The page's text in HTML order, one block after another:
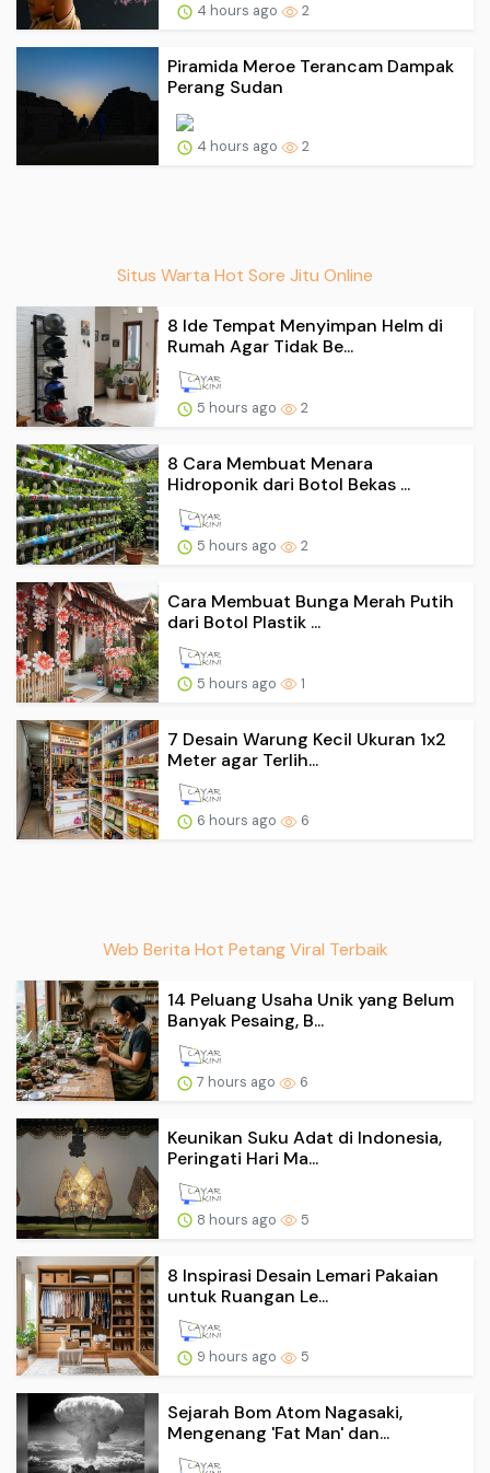
4 hours ago 2
Piramida Meroe Terancam Dampak
Perang Sudan
4 hours ago 2
Situs Warta Hot Sore Jitu Online
8 Ide Tempat Menyimpan Helm di
Rumah Agar Tidak Be...
5 hours ago 2
8 Cara Membuat Menara
Hidroponik dari Botol Bekas ...
5 hours ago 2
Cara Membuat Bunga Merah Putih
dari Botol Plastik ...
5 hours ago 1
7 Desain Warung Kecil Ukuran 1x2
Meter agar Terlih...
6 hours ago 6
Web Berita Hot Petang Viral Terbaik
14 Peluang Usaha Unik yang Belum
Banyak Pesaing, B...
7 hours ago 6
Keunikan Suku Adat di Indonesia,
Peringati Hari Ma...
8 hours ago 5
8 Inspirasi Desain Lemari Pakaian
untuk Ruangan Le...
9 hours ago 5
Sejarah Bom Atom Nagasaki,
Mengenang 'Fat Man' dan...